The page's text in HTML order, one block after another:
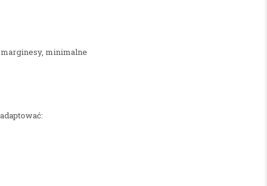
minimalne